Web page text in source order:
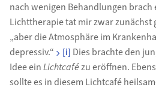
nach wenigen Behandlungen brach
Lichttherapie tat mir zwar zunächst
„aber die Atmosphäre im
depressiv.“
[i] Dies brachte den
Idee einLichtcafézu eröffnen.
sollte es in diesem Lichtcafé